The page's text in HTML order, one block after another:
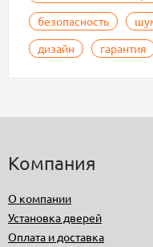
безопасность
дизайн
гарантия
Компания
О компании
Установка дверей
Оплата и доставка